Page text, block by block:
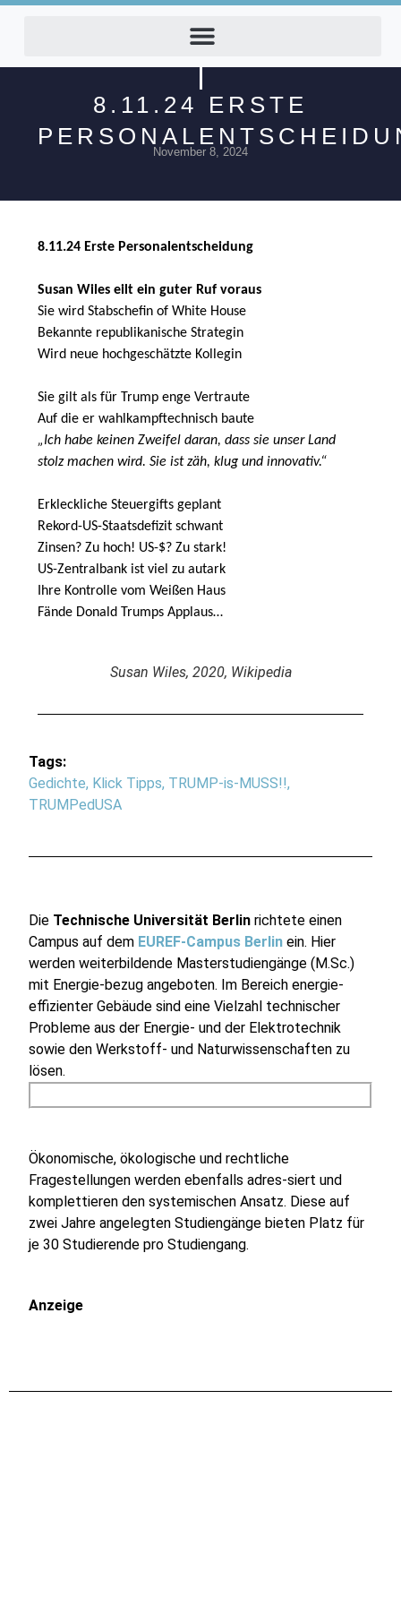
8.11.24 ERSTE
November 8, 2024
8.11.24 Erste Personalentscheidung
Susan Wiles eilt ein guter Ruf voraus
Sie wird Stabschefin of White House
Bekannte republikanische Strategin
Wird neue hochgeschätzte Kollegin
Sie gilt als für Trump enge Vertraute
Auf die er wahlkampftechnisch baute
„Ich habe keinen Zweifel daran, dass sie unser Land
stolz machen wird. Sie ist zäh, klug und innovativ.“
Erkleckliche Steuergifts geplant
Rekord-US-Staatsdefizit schwant
Zinsen? Zu hoch! US-$? Zu stark!
US-Zentralbank ist viel zu autark
Ihre Kontrolle vom Weißen Haus
Fände Donald Trumps Applaus…
Susan Wiles, 2020, Wikipedia
Tags:
Gedichte, Klick Tipps, TRUMP-is-MUSS!!,
TRUMPedUSA
Die Technische Universität Berlin richtete einen
Campus auf dem EUREF-Campus Berlin ein. Hier
werden weiterbildende Masterstudiengänge (M.Sc.)
mit Energie-bezug angeboten. Im Bereich energie-
effizienter Gebäude sind eine Vielzahl technischer
Probleme aus der Energie- und der Elektrotechnik
sowie den Werkstoff- und Naturwissenschaften zu
lösen.
Ökonomische, ökologische und rechtliche
Fragestellungen werden ebenfalls adres-siert und
komplettieren den systemischen Ansatz. Diese auf
zwei Jahre angelegten Studiengänge bieten Platz für
je 30 Studierende pro Studiengang.
Anzeige